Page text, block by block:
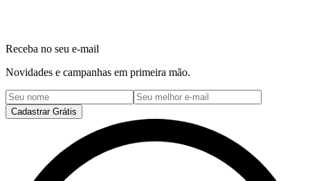
Receba no seu e-mail
Novidades e campanhas em primeira mão.
Cadastrar Grátis